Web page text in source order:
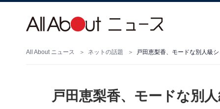
All About ニュース ネットの話題 戸田恵梨香、モードな別人級
戸田恵梨香、モードな別